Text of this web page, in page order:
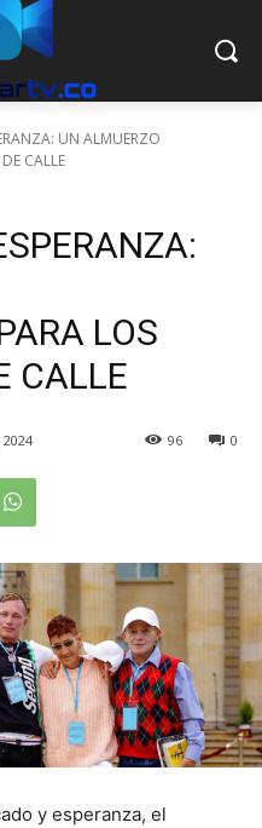
UN ALMUERZO
CALLE
LOS
CALLE
0
96
y esperanza, el